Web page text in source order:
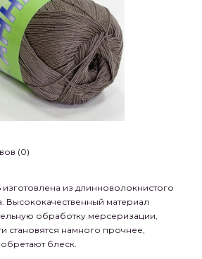
(0)
изготовлена из длинноволокнистого
Высококачественный материал
обработку мерсеризации,
становятся намного прочнее,
блеск.